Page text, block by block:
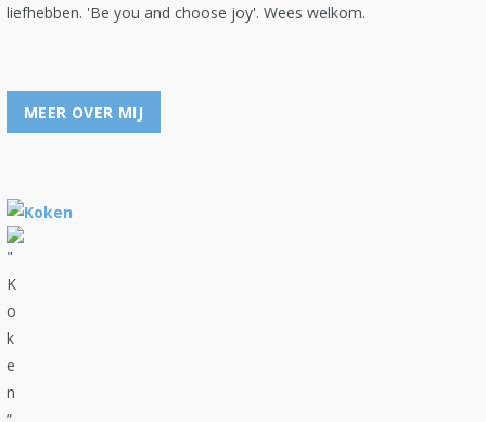
liefhebben. 'Be you and choose joy'. Wees welkom.
MEER OVER MIJ